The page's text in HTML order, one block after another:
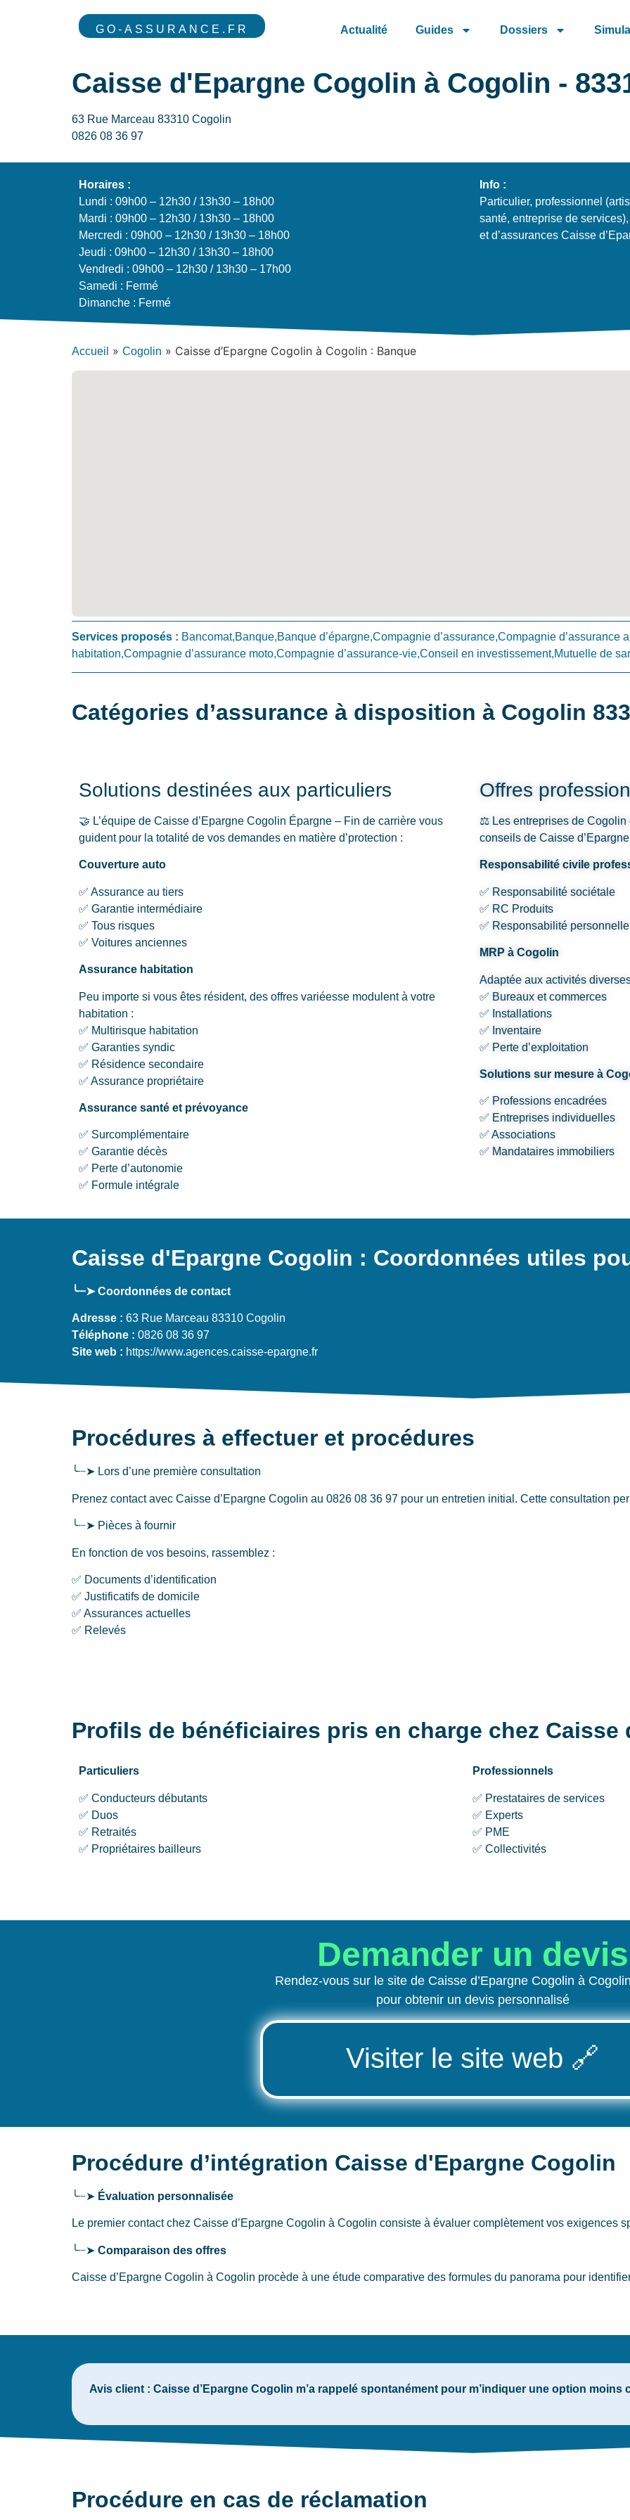
GO-ASSURANCE.FR Actualité Guides Dossiers
Caisse d'Epargne Cogolin à Cogolin -
63 Rue Marceau 83310 Cogolin
0826 08 36 97
Horaires :
Lundi : 09h00 – 12h30 / 13h30 – 18h00
Mardi : 09h00 – 12h30 / 13h30 – 18h00
Mercredi : 09h00 – 12h30 / 13h30 – 18h00
Jeudi : 09h00 – 12h30 / 13h30 – 18h00
Vendredi : 09h00 – 12h30 / 13h30 – 17h00
Samedi : Fermé
Dimanche : Fermé
Info :
Particulier, professionnel
santé, entreprise de
et d’assurances Caisse
Accueil » Cogolin » Caisse d’Epargne Cogolin à Cogolin : Banque
Services proposés : Bancomat,Banque,Banque d’épargne,Compagnie d’assurance,Compagnie d’assurance
habitation,Compagnie d’assurance moto,Compagnie d’assurance-vie,Conseil en investissement,Mutuelle de
Catégories d’assurance à disposition à Cogolin
Solutions destinées aux particuliers
🤝 L’équipe de Caisse d’Epargne Cogolin Épargne – Fin de carrière vous
guident pour la totalité de vos demandes en matière d’protection :
Couverture auto
✅ Assurance au tiers
✅ Garantie intermédiaire
✅ Tous risques
✅ Voitures anciennes
Assurance habitation
Peu importe si vous êtes résident, des offres variéesse modulent à votre
habitation :
✅ Multirisque habitation
✅ Garanties syndic
✅ Résidence secondaire
✅ Assurance propriétaire
Assurance santé et prévoyance
✅ Surcomplémentaire
✅ Garantie décès
✅ Perte d’autonomie
✅ Formule intégrale
Offres
⚖️ Les entreprises de Cogolin
conseils de Caisse
Responsabilité civile
✅ Responsabilité sociétale
✅ RC Produits
✅ Responsabilité personnelle
MRP à Cogolin
Adaptée aux activités
✅ Bureaux et commerces
✅ Installations
✅ Inventaire
✅ Perte d’exploitation
Solutions sur mesure à
✅ Professions encadrées
✅ Entreprises individuelles
✅ Associations
✅ Mandataires immobiliers
Caisse d'Epargne Cogolin : Coordonnées utiles
╰┈➤ Coordonnées de contact
Adresse : 63 Rue Marceau 83310 Cogolin
Téléphone : 0826 08 36 97
Site web : https://www.agences.caisse-epargne.fr
Procédures à effectuer et procédures
╰┈➤ Lors d’une première consultation
Prenez contact avec Caisse d’Epargne Cogolin au 0826 08 36 97 pour un entretien initial. Cette consultation
╰┈➤ Pièces à fournir
En fonction de vos besoins, rassemblez :
✅ Documents d’identification
✅ Justificatifs de domicile
✅ Assurances actuelles
✅ Relevés
Profils de bénéficiaires pris en charge chez Caisse
Particuliers
✅ Conducteurs débutants
✅ Duos
✅ Retraités
✅ Propriétaires bailleurs
Professionnels
✅ Prestataires de services
✅ Experts
✅ PME
✅ Collectivités
Demander un devis
Rendez-vous sur le site de Caisse d’Epargne Cogolin à
pour obtenir un devis personnalisé
Visiter le site web 🔗
Procédure d’intégration Caisse d'Epargne Cogolin
╰┈➤ Évaluation personnalisée
Le premier contact chez Caisse d’Epargne Cogolin à Cogolin consiste à évaluer complètement vos exigences
╰┈➤ Comparaison des offres
Caisse d’Epargne Cogolin à Cogolin procède à une étude comparative des formules du panorama pour
Avis client : Caisse d’Epargne Cogolin m’a rappelé spontanément pour m’indiquer une option moins
Procédure en cas de réclamation